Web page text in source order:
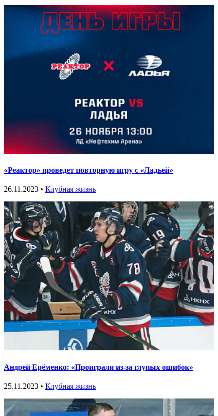
«Реактор» проведет повторную игру с «Ладьей»
26.11.2023 • Клубная жизнь
Андрей Ерёменко: «Проиграли из-за глупых ошибок»
25.11.2023 • Клубная жизнь